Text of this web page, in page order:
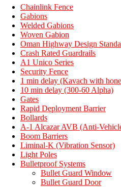
Chainlink Fence
Gabions
Welded Gabions
Woven Gabion
Oman Highway Design
Crash Rated Guardrails
A1 Unico Series
Security Fence
1 min delay (Kavach with
10 min delay (300-60 Alpha)
Gates
Rapid Deployment Barrier
Bollards
A-1 Alcazar AVB (Anti-
Boom Barriers
Liminal-K (Vibration Sensor)
Light Poles
Bulletproof Systems
Bullet Guard Window
Bullet Guard Door